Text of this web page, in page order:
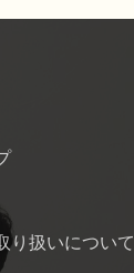
り扱いについて